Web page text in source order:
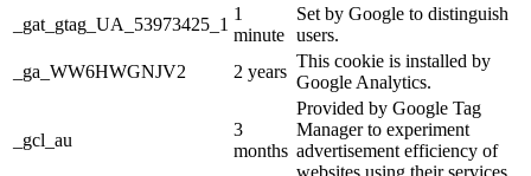
_gat_gtag_UA_53973425_1
1
minute
Set by Google to distinguish
users.
_ga_WW6HWGNJV2
2 years
This cookie is installed by
Google Analytics.
_gcl_au
3
months
Provided by Google Tag
Manager to experiment
advertisement efficiency of